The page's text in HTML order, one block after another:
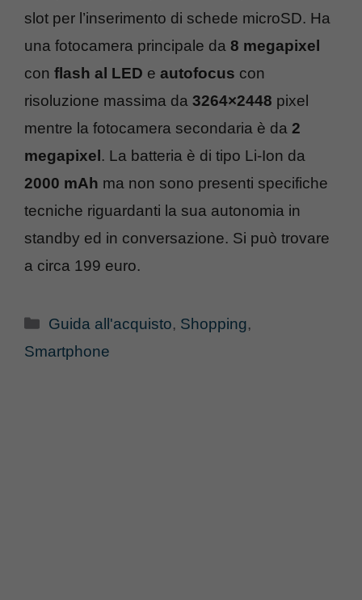
slot per l’inserimento di schede microSD. Ha
una fotocamera principale da 8 megapixel
con flash al LED e autofocus con
risoluzione massima da 3264×2448 pixel
mentre la fotocamera secondaria è da 2
megapixel. La batteria è di tipo Li-Ion da
2000 mAh ma non sono presenti specifiche
tecniche riguardanti la sua autonomia in
standby ed in conversazione. Si può trovare
a circa 199 euro.
Categorie
Guida all'acquisto, Shopping,
Smartphone